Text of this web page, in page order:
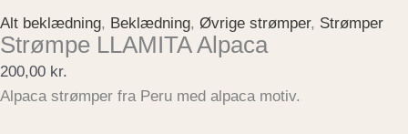
Alt beklædning, Beklædning, Øvrige strømper, Strømper
Strømpe LLAMITA Alpaca
200,00 kr.
Alpaca strømper fra Peru med alpaca motiv.